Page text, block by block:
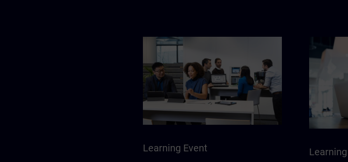
Learning Event